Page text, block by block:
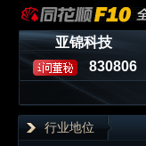
亚锦科技
830806
行业地位